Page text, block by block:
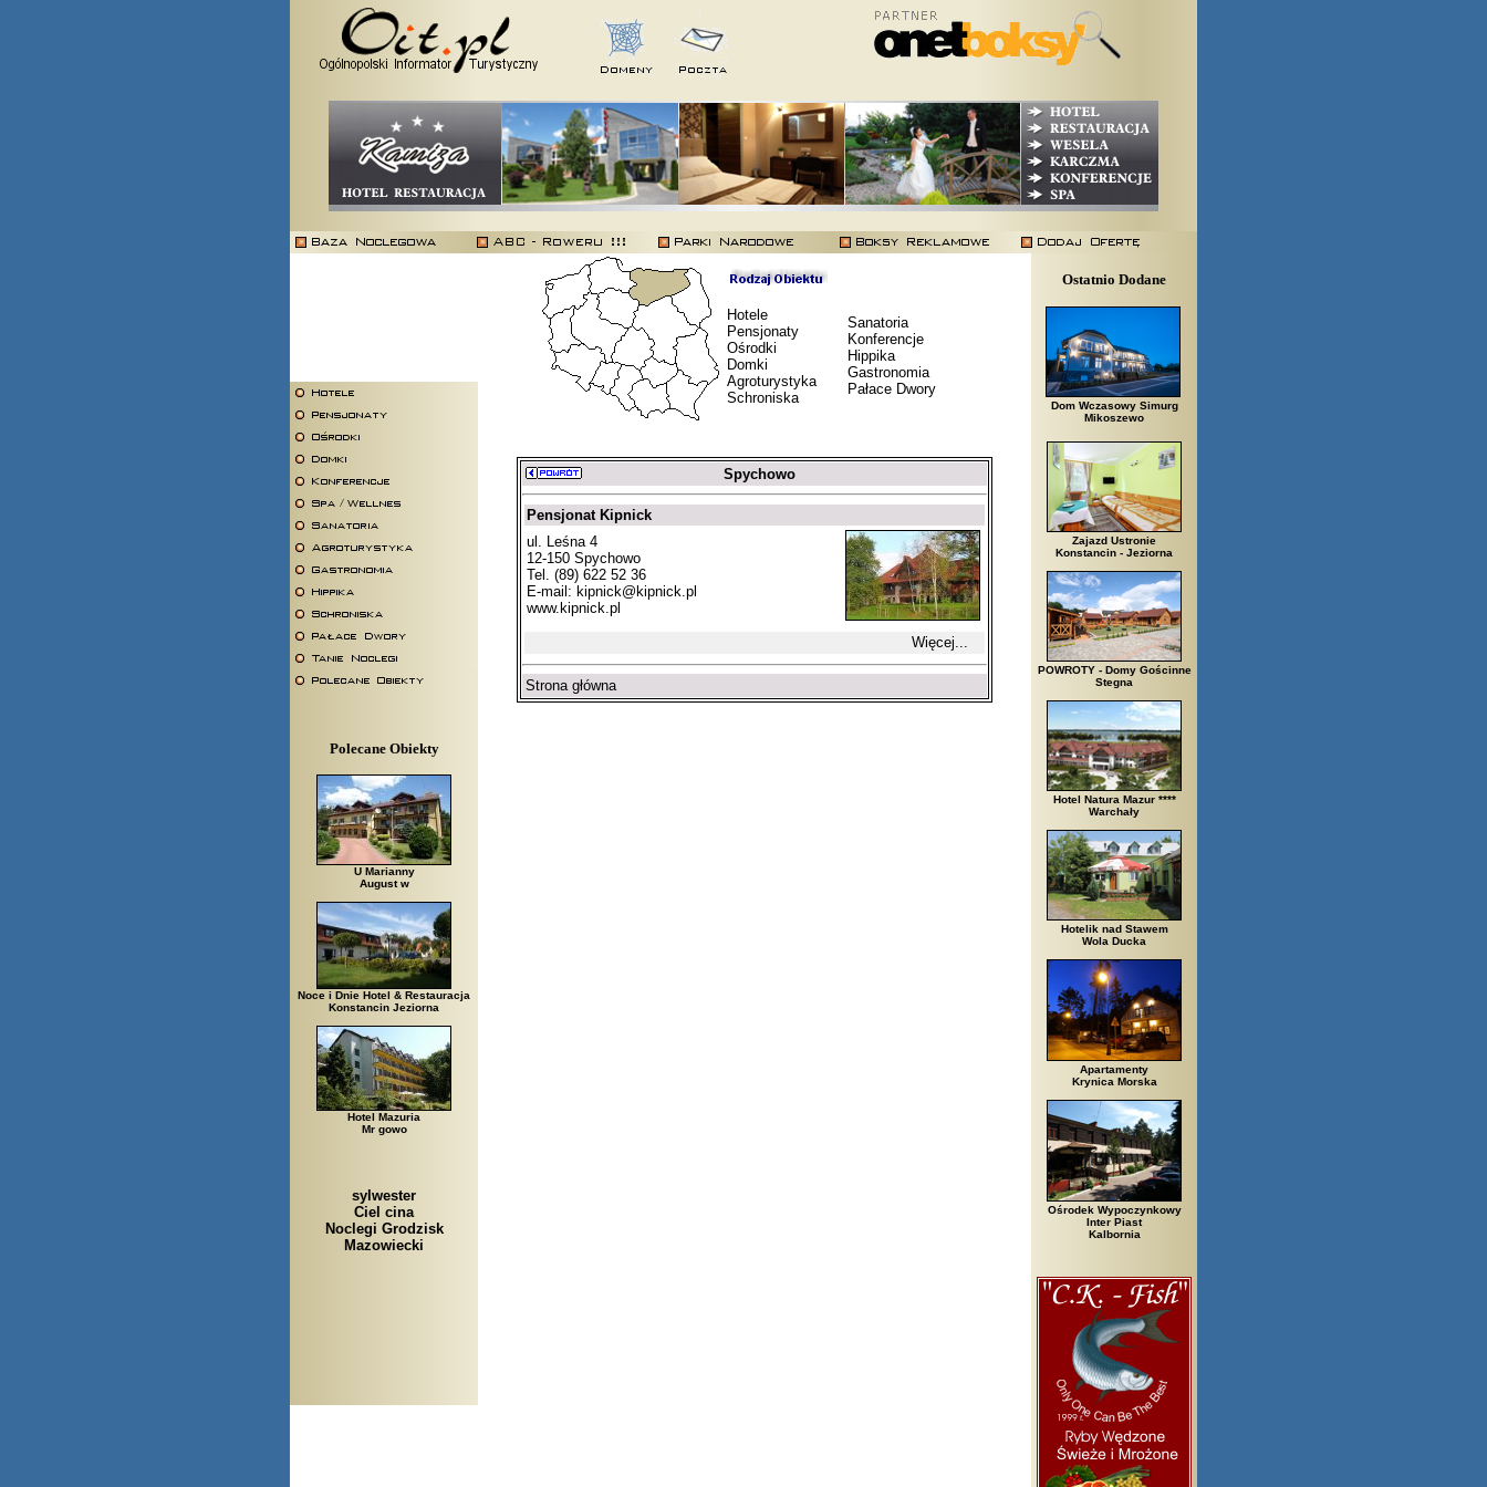
Polecane Obiekty
U Marianny
August w
Noce i Dnie Hotel & Restauracja
Konstancin Jeziorna
Hotel Mazuria
Mr gowo
sylwester
Ciel cina
Noclegi Grodzisk
Mazowiecki
Hotele
Pensjonaty
Ośrodki
Domki
Agroturystyka
Schroniska
Sanatoria
Konferencje
Hippika
Gastronomia
Pałace Dwory
Spychowo
Pensjonat Kipnick
ul. Leśna 4
12-150 Spychowo
Tel. (89) 622 52 36
E-mail: kipnick@kipnick.pl
www.kipnick.pl
Więcej...
Strona główna
Arłamów, Augustów, Babice Stare, Bachanowo, Barczewo, Bardo, Białobrzegi, Białowieża, Bielsko Biała, Biały Bór, Biały Dunajec,
Ostatnio Dodane
Dom Wczasowy Simurg
Mikoszewo
Zajazd Ustronie
Konstancin - Jeziorna
POWROTY - Domy Gościnne
Stegna
Hotel Natura Mazur ****
Warchały
Hotelik nad Stawem
Wola Ducka
Apartamenty
Krynica Morska
Ośrodek Wypoczynkowy
Inter Piast
Kalbornia